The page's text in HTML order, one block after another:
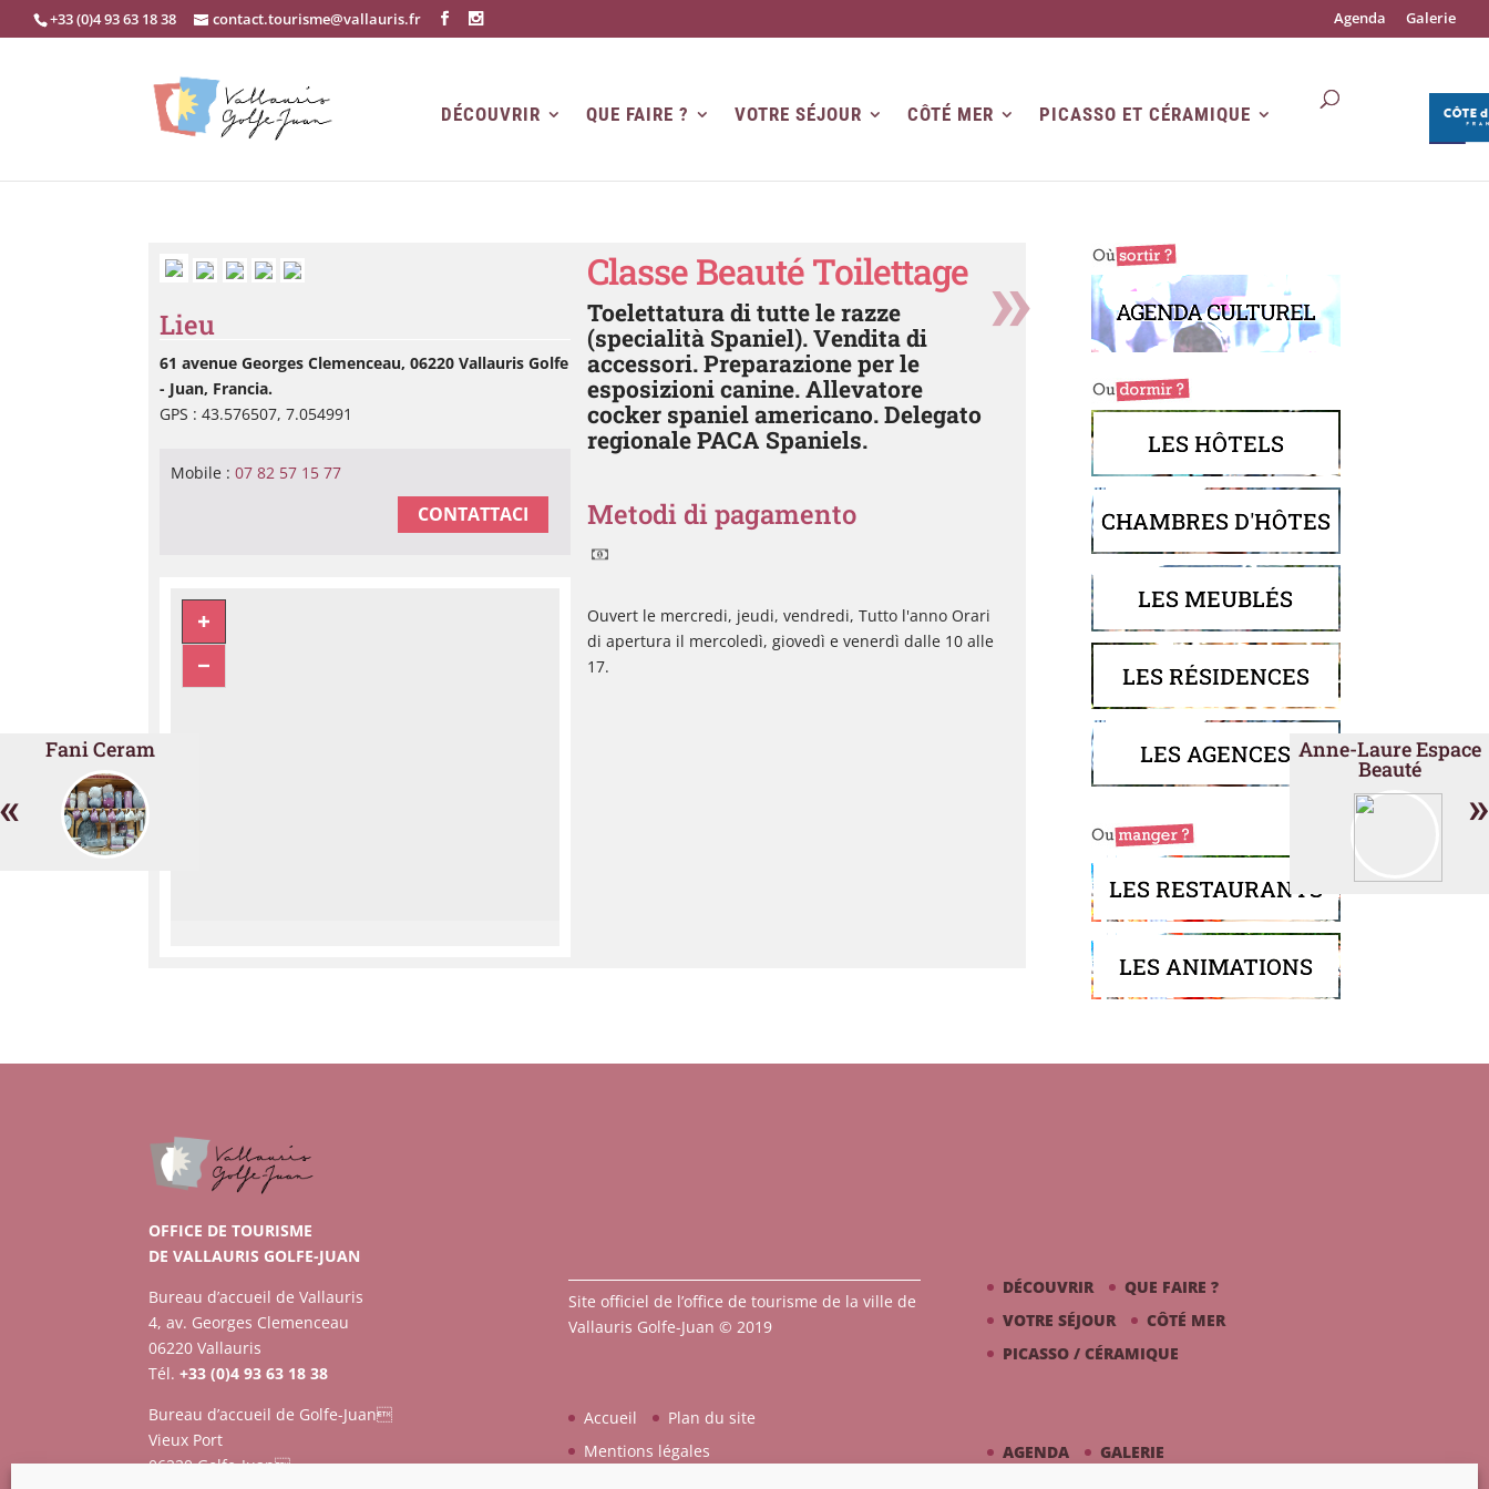
+33 (0)4 93 63 18 38 contact.tourisme@vallauris.fr Agenda Galerie
DÉCOUVRIR QUE FAIRE ? VOTRE SÉJOUR CÔTÉ MER PICASSO ET CÉRAMIQUE
«
Fani Ceram
»
Anne-Laure Espace
Beauté
Lieu
61 avenue Georges Clemenceau, 06220 Vallauris Golfe
- Juan, Francia.
GPS : 43.576507, 7.054991
Mobile :07 82 57 15 77
CONTATTACI
Classe Beauté Toilettage
Toelettatura di tutte le razze
(specialità Spaniel). Vendita di
accessori. Preparazione per le
esposizioni canine. Allevatore
cocker spaniel americano. Delegato
regionale PACA Spaniels.
Metodi di pagamento
Ouvert le mercredi, jeudi, vendredi, Tutto l'anno Orari
di apertura il mercoledì, giovedì e venerdì dalle 10 alle
17.
AGENDA CULTUREL
LES HÔTELS
CHAMBRES D'HÔTES
LES MEUBLÉS
LES RÉSIDENCES
LES AGENCES
LES RESTAURANTS
LES ANIMATIONS
OFFICE DE TOURISME
DE VALLAURIS GOLFE-JUAN
Bureau d’accueil de Vallauris
4, av. Georges Clemenceau
06220 Vallauris
Tél.+33 (0)4 93 63 18 38
Bureau d’accueil de Golfe-Juan
Vieux Port
06220 Golfe-Juan
Site officiel de l’office de tourisme de la ville de
Vallauris Golfe-Juan © 2019
Accueil
Plan du site
Mentions légales
DÉCOUVRIR
QUE FAIRE ?
VOTRE SÉJOUR
CÔTÉ MER
PICASSO / CÉRAMIQUE
AGENDA GALERIE